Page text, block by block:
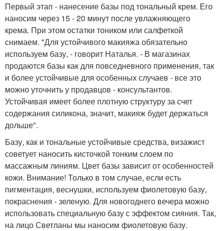
Первый этап - нанесение базы под тональный крем. Его
наносим через 15 - 20 минут после увлажняющего
крема. При этом остатки тоником или салфеткой
снимаем. "Для устойчивого макияжа обязательно
используем базу, - говорит Наталья. - В магазинах
продаются базы как для повседневного применения, так
и более устойчивые для особенных случаев - все это
можно уточнить у продавцов - консультантов.
Устойчивая имеет более плотную структуру за счет
содержания силикона, значит, макияж будет держаться
дольше".
Базу, как и тональные устойчивые средства, визажист
советует наносить кисточкой тонким слоем по
массажным линиям. Цвет базы зависит от особенностей
кожи. Внимание! Только в том случае, если есть
пигментация, веснушки, используем фиолетовую базу,
покраснения - зеленую. Для новогоднего вечера можно
использовать специальную базу с эффектом сияния. Так,
на лицо Светланы мы наносим фиолетовую базу.